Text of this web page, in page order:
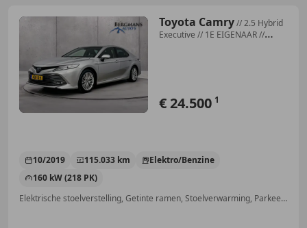
Toyota Camry// 2.5 Hybrid
Executive // 1E EIGENAAR //
€ 24.500 1
10/2019 115.033 km
Elektro/Benzine
160 kW (218 PK)
Elektrische stoelverstelling, Getinte ramen, Stoelverwarming, Parkeerhulp voor, Alarm, Adaptieve Cruise Control, LED verlichting, Lane Departure Warning Systeem